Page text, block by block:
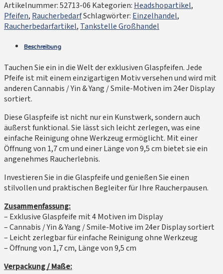
Artikelnummer:52713-06 Kategorien: Headshopartikel,
Pfeifen, RaucherbedarfSchlagwörter: Einzelhandel,
Raucherbedarfartikel, Tankstelle Großhandel
Beschreibung
Tauchen Sie ein in die Welt der exklusiven Glaspfeifen. Jede
Pfeife ist mit einem einzigartigen Motiv versehen und wird mit
anderen Cannabis / Yin & Yang / Smile-Motiven im 24er Display
sortiert.
Diese Glaspfeife ist nicht nur ein Kunstwerk, sondern auch
äußerst funktional. Sie lässt sich leicht zerlegen, was eine
einfache Reinigung ohne Werkzeug ermöglicht. Mit einer
Öffnung von 1,7 cm und einer Länge von 9,5 cm bietet sie ein
angenehmes Raucherlebnis.
Investieren Sie in die Glaspfeife und genießen Sie einen
stilvollen und praktischen Begleiter für Ihre Raucherpausen.
Zusammenfassung:
– Exklusive Glaspfeife mit 4 Motiven im Display
– Cannabis / Yin & Yang / Smile-Motive im 24er Display sortiert
– Leicht zerlegbar für einfache Reinigung ohne Werkzeug
– Öffnung von 1,7 cm, Länge von 9,5 cm
Verpackung / Maße: